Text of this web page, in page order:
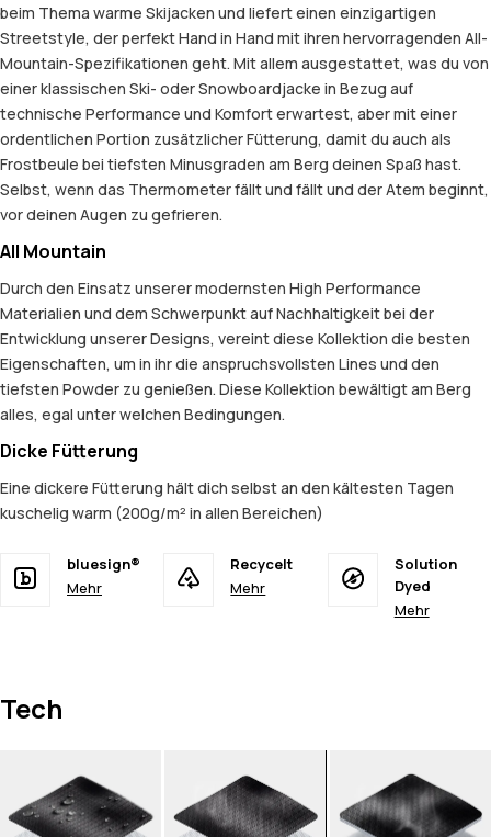
beim Thema warme Skijacken und liefert einen einzigartigen
Streetstyle, der perfekt Hand in Hand mit ihren hervorragenden All-
Mountain-Spezifikationen geht. Mit allem ausgestattet, was du von
einer klassischen Ski- oder Snowboardjacke in Bezug auf
technische Performance und Komfort erwartest, aber mit einer
ordentlichen Portion zusätzlicher Fütterung, damit du auch als
Frostbeule bei tiefsten Minusgraden am Berg deinen Spaß hast.
Selbst, wenn das Thermometer fällt und fällt und der Atem beginnt,
vor deinen Augen zu gefrieren.
All Mountain
Durch den Einsatz unserer modernsten High Performance
Materialien und dem Schwerpunkt auf Nachhaltigkeit bei der
Entwicklung unserer Designs, vereint diese Kollektion die besten
Eigenschaften, um in ihr die anspruchsvollsten Lines und den
tiefsten Powder zu genießen. Diese Kollektion bewältigt am Berg
alles, egal unter welchen Bedingungen.
Dicke Fütterung
Eine dickere Fütterung hält dich selbst an den kältesten Tagen
kuschelig warm (200g/m² in allen Bereichen)
bluesign®
Mehr
Recycelt
Mehr
Solution
Dyed
Mehr
Tech